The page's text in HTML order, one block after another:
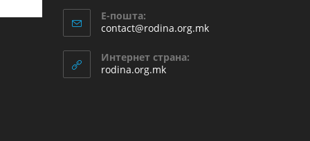
Е-пошта:
contact@rodina.org.mk
Интернет страна:
rodina.org.mk